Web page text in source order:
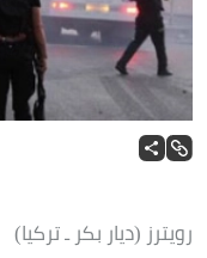
رويترز (ديار بكر ـ تركيا)